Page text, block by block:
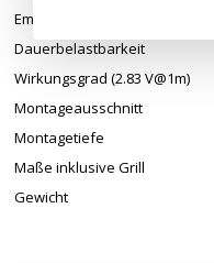
Empfohlene Verstärkerleistung
Dauerbelastbarkeit
Wirkungsgrad (2.83 V@1m)
Montageausschnitt
Montagetiefe
Maße inklusive Grill
Gewicht